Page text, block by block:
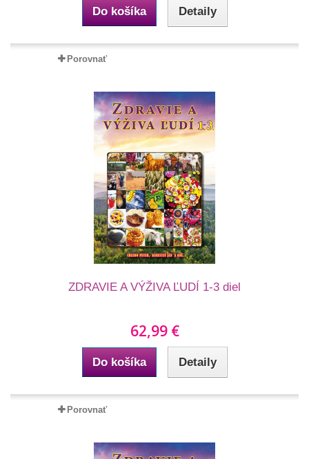
Do košíka Detaily
Porovnať
ZDRAVIE A VÝŽIVA ĽUDÍ 1-3 diel
62,99 €
Do košíka Detaily
Porovnať